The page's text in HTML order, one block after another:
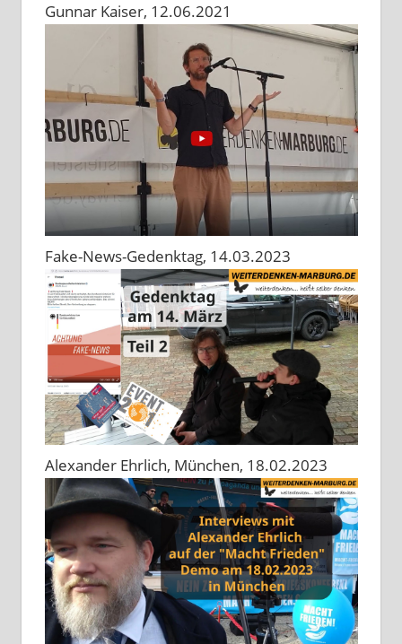
Gunnar Kaiser, 12.06.2021
Fake-News-Gedenktag, 14.03.2023
Alexander Ehrlich, München, 18.02.2023